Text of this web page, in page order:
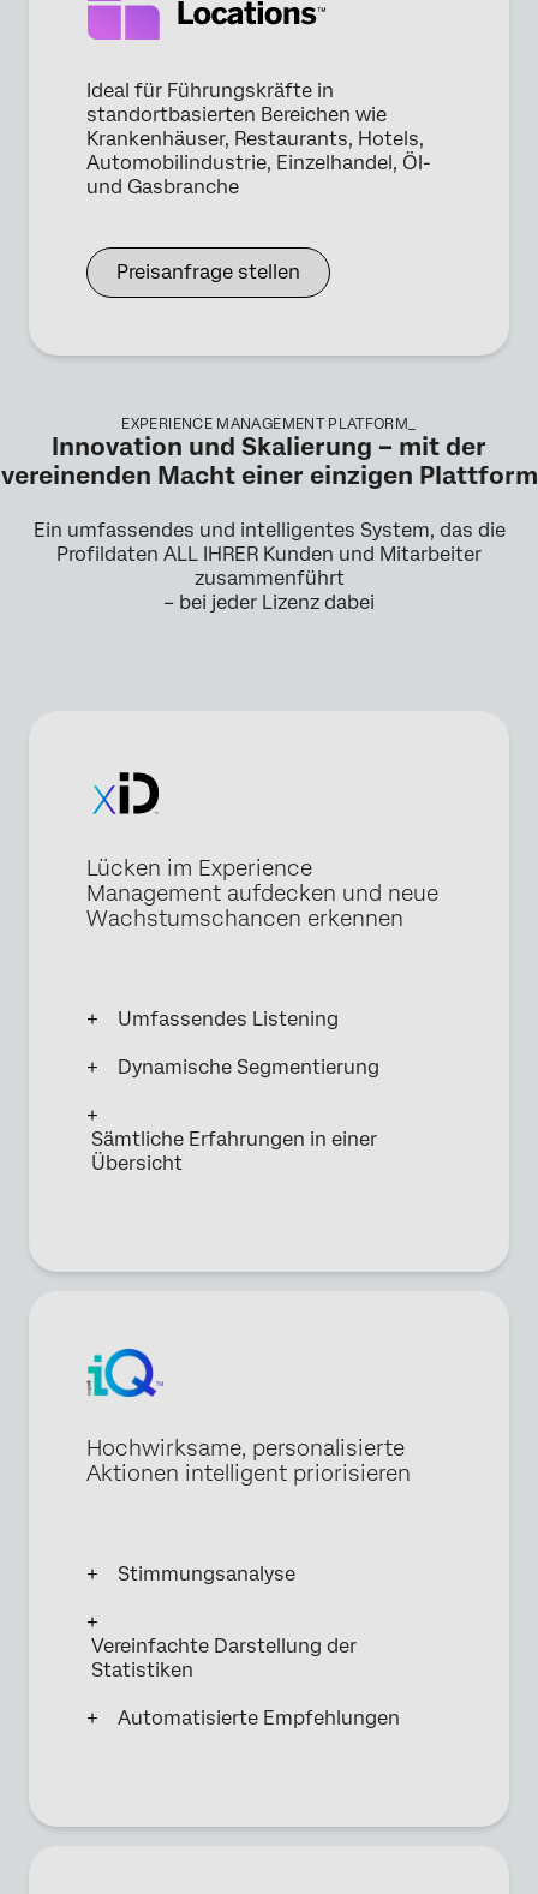
Ideal für Führungskräfte in
standortbasierten Bereichen wie
Krankenhäuser, Restaurants, Hotels,
Automobilindustrie, Einzelhandel, Öl-
und Gasbranche
Preisanfrage stellen
EXPERIENCE MANAGEMENT PLATFORM_
Innovation und Skalierung – mit der
vereinenden Macht einer einzigen Plattform
Ein umfassendes und intelligentes System, das die
Profildaten ALL IHRER Kunden und Mitarbeiter
zusammenführt
– bei jeder Lizenz dabei
Lücken im Experience
Management aufdecken und neue
Wachstumschancen erkennen
Umfassendes Listening
Dynamische Segmentierung
Sämtliche Erfahrungen in einer
Übersicht
Hochwirksame, personalisierte
Aktionen intelligent priorisieren
Stimmungsanalyse
Vereinfachte Darstellung der
Statistiken
Automatisierte Empfehlungen